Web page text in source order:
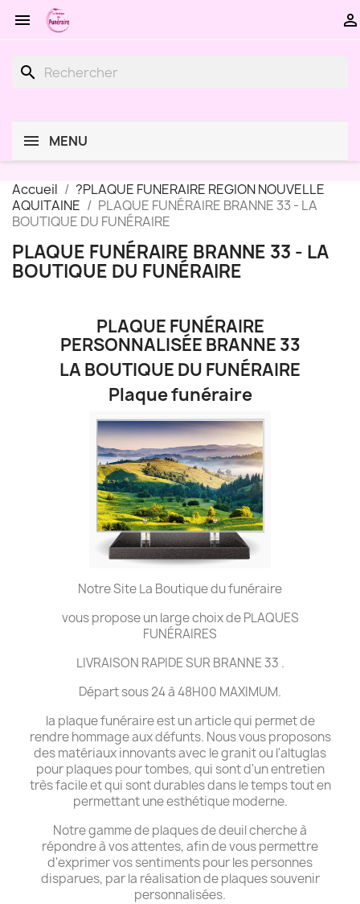
 
search
MENU
Accueil
?PLAQUE FUNERAIRE REGION NOUVELLE
AQUITAINE
PLAQUE FUNÉRAIRE BRANNE 33 - LA
BOUTIQUE DU FUNÉRAIRE
PLAQUE FUNÉRAIRE BRANNE 33 - LA
BOUTIQUE DU FUNÉRAIRE
PLAQUE FUNÉRAIRE
PERSONNALISÉE BRANNE 33
LA BOUTIQUE DU FUNÉRAIRE
Plaque funéraire
Notre Site La Boutique du funéraire
vous propose un large choix de PLAQUES
FUNÉRAIRES
LIVRAISON RAPIDE SUR BRANNE 33 .
Départ sous 24 à 48H00 MAXIMUM.
la plaque funéraire est un article qui permet de
rendre hommage aux défunts. Nous vous proposons
des matériaux innovants avec le granit ou l'altuglas
pour plaques pour tombes, qui sont d'un entretien
très facile et qui sont durables dans le temps tout en
permettant une esthétique moderne.
Notre gamme de plaques de deuil cherche à
répondre à vos attentes, afin de vous permettre
d'exprimer vos sentiments pour les personnes
disparues, par la réalisation de plaques souvenir
personnalisées.